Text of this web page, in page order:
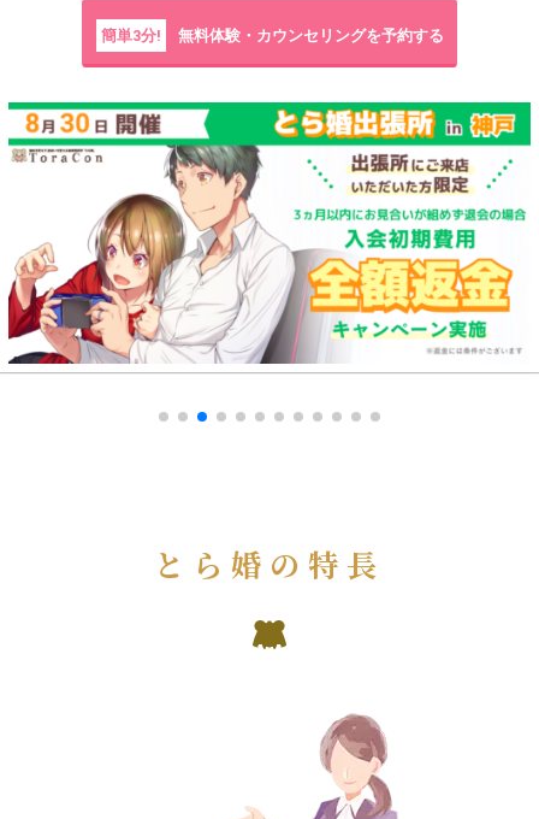
簡単3分! 無料体験・カウンセリングを予約する
とら婚の特長